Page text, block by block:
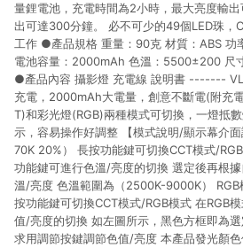
量鋰電池，充電時間為2小時，最大亮度輸
出可達300分鐘。 必不可少的49個LED珠，
工作 ●產品規格 重量：90克 材質：ABS 功
電池容量：2000mAh 色溫：5500±200 尺
●產品內容 攝影燈 充電線 說明書 -------
充電，2000mAh大電量，創意不斷電(附充
T)和彩光燈(RGB)兩種模式可切換，一燈抵
示，容易操作好調整 【模式說明/顯示幕介
70K 20%） 長按功能鍵可切換CCT模式/
功能鍵可進行色溫/亮度的切換 選定後再根
溫/亮度 色溫範圍為（2500K-9000K）
按功能鍵可切換CCT模式/RGB模式 在RGB
值/亮度的切換 如左圖所示，黑色方框即為
求用調節按鍵調節色值/亮度 本產品發光顏